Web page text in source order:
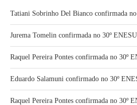
Tatiani Sobrinho Del Bianco confirmada
Jurema Tomelin confirmada no 30º
Raquel Pereira Pontes confirmada no 30º
Eduardo Salamuni confirmado no 30º
Raquel Pereira Pontes confirmada no 30º